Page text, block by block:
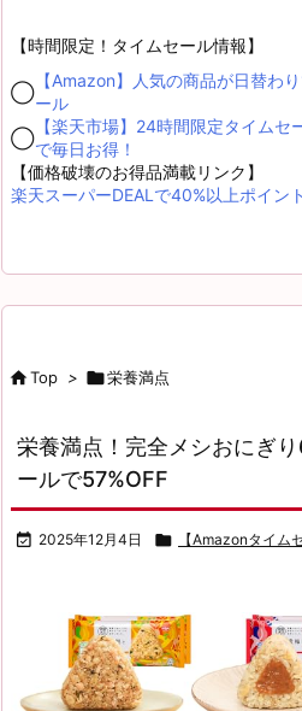
【時間限定！タイムセール情報】
◯
【Amazon】人気の商品が日替わ
ール
◯
【楽天市場】24時間限定タイム
で毎日お得！
【価格破壊のお得品満載リンク】
楽天スーパーDEALで40%以上ポイン
Top > 栄養満点
栄養満点！完全メシおにぎ
ールで57%OFF
 2025年12月4日  【Amazonタイム